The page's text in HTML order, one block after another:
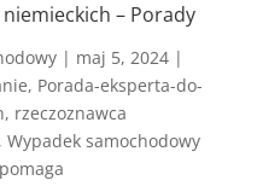
– Porady
| maj 5, 2024|
, Porada-eksperta-do-
, rzeczoznawca
, Wypadek samochodowy